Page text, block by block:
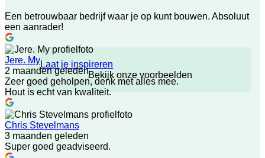
Laat je inspireren
Bekijk onze voorbeelden
Een betrouwbaar bedrijf waar je op kunt bouwen. Absoluut
een aanrader!
Jere. My
2 maanden geleden
Zeer goed geholpen, denk met alles mee.
Hout is echt van kwaliteit.
Chris Stevelmans
3 maanden geleden
Super goed geadviseerd.